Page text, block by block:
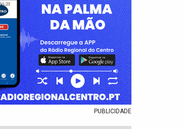
PUBLICIDADE